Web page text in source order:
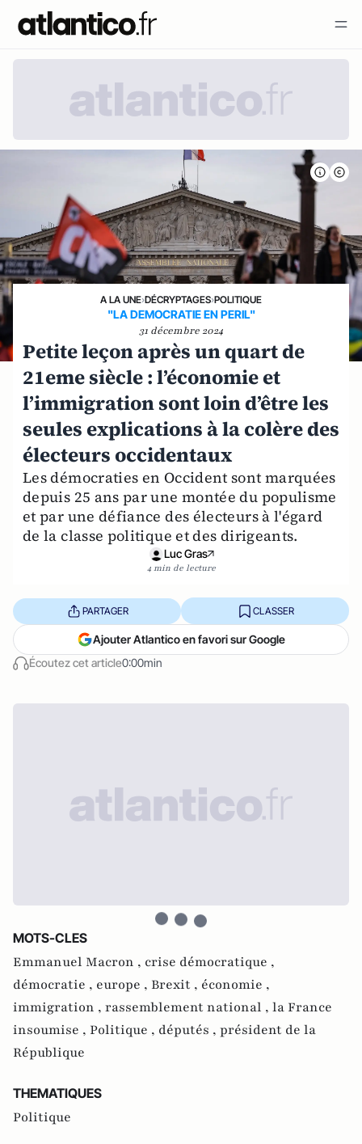
A LA UNE›DÉCRYPTAGES›POLITIQUE
"LA DEMOCRATIE EN PERIL"
31 décembre 2024
Petite leçon après un quart de
21eme siècle : l’économie et
l’immigration sont loin d’être les
seules explications à la colère des
électeurs occidentaux
Les démocraties en Occident sont marquées
depuis 25 ans par une montée du populisme
et par une défiance des électeurs à l'égard
de la classe politique et des dirigeants.
Luc Gras
4 min de lecture
Écoutez cet article0:00min
PARTAGER CLASSER
Ajouter Atlantico en favori sur Google
MOTS-CLES
Emmanuel Macron , crise démocratique ,
démocratie , europe , Brexit , économie ,
immigration , rassemblement national , la France
insoumise , Politique , députés , président de la
République
THEMATIQUES
Politique